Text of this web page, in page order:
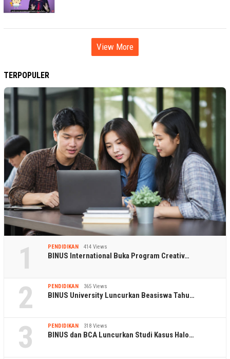
View More
TERPOPULER
1 PENDIDIKAN 414 Views
BINUS International Buka Program Creativ…
2 PENDIDIKAN 365 Views
BINUS University Luncurkan Beasiswa Tahu…
3 PENDIDIKAN 318 Views
BINUS dan BCA Luncurkan Studi Kasus Halo…